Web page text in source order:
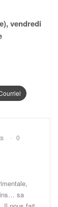
vendredi
0
sa